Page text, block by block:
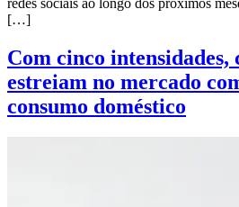
redes sociais ao longo dos próximos
[…]
Com cinco intensidades,
estreiam no mercado
consumo doméstico